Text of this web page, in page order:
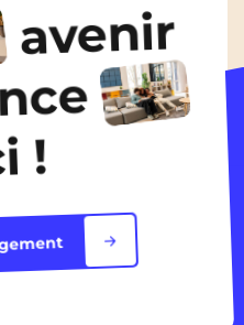
avenir
!